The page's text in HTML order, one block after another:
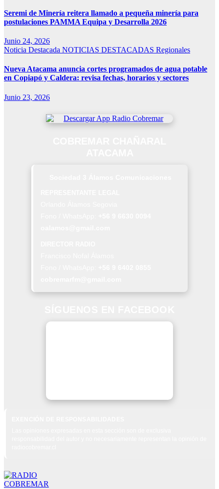
Seremi de Minería reitera llamado a pequeña minería para
postulaciones PAMMA Equipa y Desarrolla 2026
Junio 24, 2026
Noticia Destacada NOTICIAS DESTACADAS Regionales
Nueva Atacama anuncia cortes programados de agua potable
en Copiapó y Caldera: revisa fechas, horarios y sectores
Junio 23, 2026